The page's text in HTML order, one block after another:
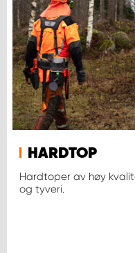
HARDTOP
Hardtoper av høy
og tyveri.